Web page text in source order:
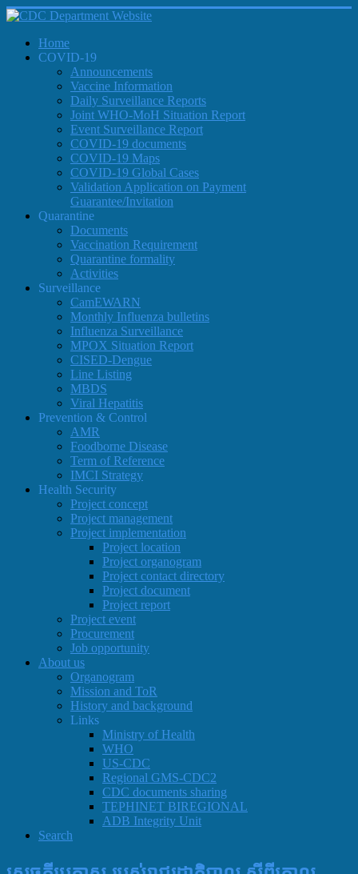
Home
COVID-19
Announcements
Vaccine Information
Daily Surveillance Reports
Joint WHO-MoH Situation Report
Event Surveillance Report
COVID-19 documents
COVID-19 Maps
COVID-19 Global Cases
Validation Application on Payment
Guarantee/Invitation
Quarantine
Documents
Vaccination Requirement
Quarantine formality
Activities
Surveillance
CamEWARN
Monthly Influenza bulletins
Influenza Surveillance
MPOX Situation Report
CISED-Dengue
Line Listing
MBDS
Viral Hepatitis
Prevention & Control
AMR
Foodborne Disease
Term of Reference
IMCI Strategy
Health Security
Project concept
Project management
Project implementation
Project location
Project organogram
Project contact directory
Project document
Project report
Project event
Procurement
Job opportunity
About us
Organogram
Mission and ToR
History and background
Links
Ministry of Health
WHO
US-CDC
Regional GMS-CDC2
CDC documents sharing
TEPHINET BIREGIONAL
ADB Integrity Unit
Search